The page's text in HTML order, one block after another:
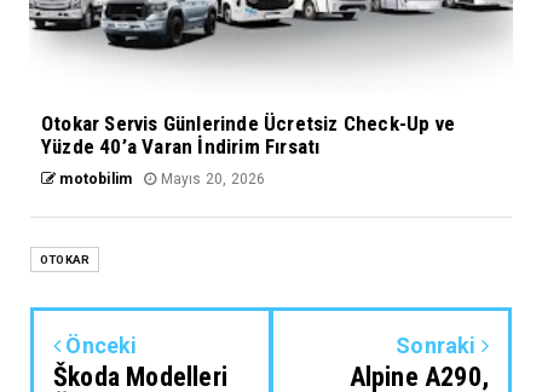
Otokar Servis Günlerinde Ücretsiz Check-Up ve
Yüzde 40’a Varan İndirim Fırsatı
motobilim Mayıs 20, 2026
OTOKAR
Önceki
Škoda Modelleri
Sonraki
Alpine A290,